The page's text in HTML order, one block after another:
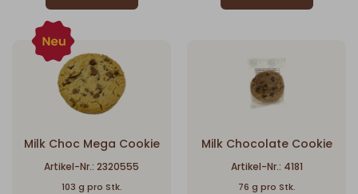
Milk Choc Mega Cookie
Artikel-Nr.: 2320555
103 g pro Stk.
Milk Chocolate Cookie
Artikel-Nr.: 4181
76 g pro Stk.